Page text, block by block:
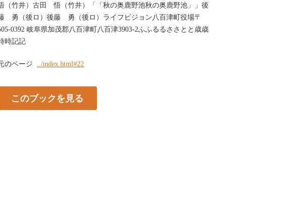
（竹井）古田 悟（竹井）「「秋の奥鹿野池秋の奥鹿野池」」後
勇（後ロ）後藤 勇（後ロ）ライフビジョン八百津町役場〒
0392 岐阜県加茂郡八百津町八百津3903-2ふふるるささとと歳歳
時記記
のページ ../index.html#22
このブックを見る